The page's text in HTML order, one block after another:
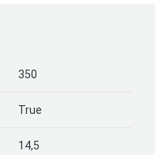
350
True
14,5